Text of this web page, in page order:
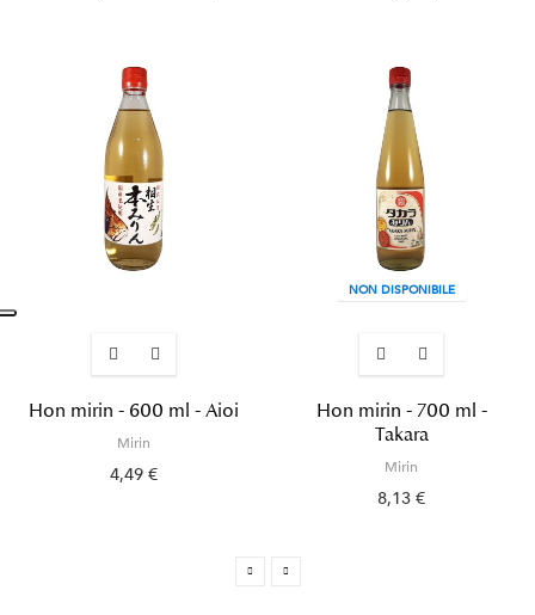
Hon mirin - 600 ml - Aioi
Mirin
4,49 €
NON DISPONIBILE
Hon mirin - 700 ml -
Takara
Mirin
8,13 €